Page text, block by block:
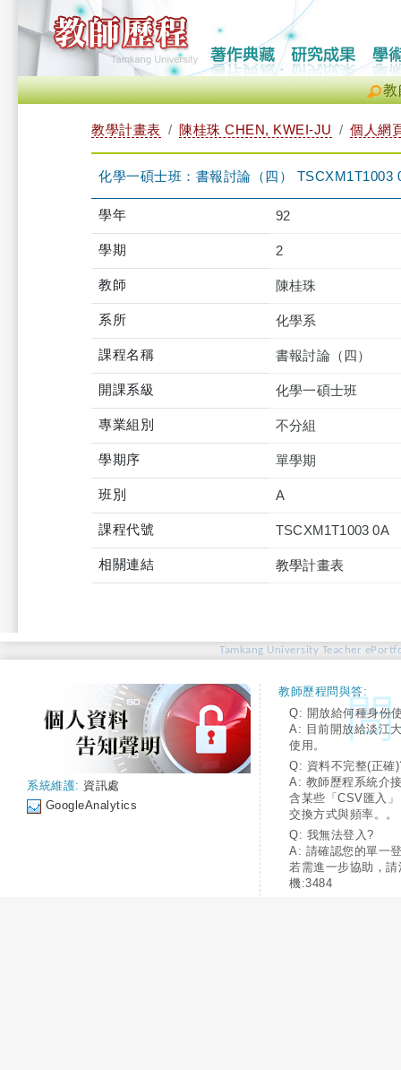
教
教學計畫表 陳桂珠 CHEN, KWEI-JU 個人網
化學一碩士班：書報討論（四） TSCXM1T1003
學年 92
學期 2
教師 陳桂珠
系所 化學系
課程名稱 書報討論（四）
開課系級 化學一碩士班
專業組別 不分組
學期序 單學期
班別 A
課程代號 TSCXM1T1003 0A
相關連結 教學計畫表
Tamkang University Teacher
系統維護: 資訊處
GoogleAnalytics
教師歷程問與答:
Q: 開放給何種身份
A: 目前開放給淡江
使用。
Q: 資料不完整(正確
A: 教師歷程系統介
含某些「CSV匯入
交換方式與頻率。。
Q: 我無法登入?
A: 請確認您的單一
若需進一步協助，
機:3484